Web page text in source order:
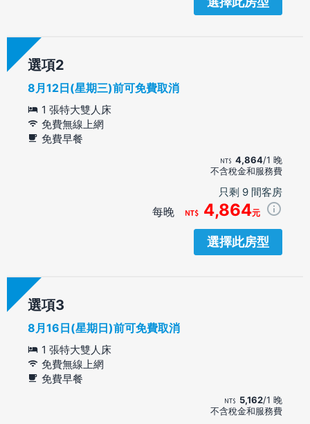
選項
8月12日(星期三)前可免費取消
1 張特大雙人床
免費無線上網
免費早餐
4,864/1 晚
不含稅金和服務費
只剩 9 間客房
每晚 4,864元
選擇此房型
選項
8月16日(星期日)前可免費取消
1 張特大雙人床
免費無線上網
免費早餐
5,162/1 晚
不含稅金和服務費